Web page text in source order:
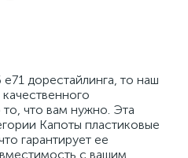
дорестайлинга, то наш
что вам нужно. Эта
Капоты пластиковые
гарантирует ее
с вашим